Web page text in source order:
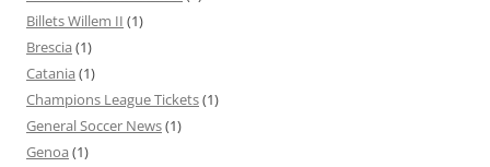
Billets Willem II (1)
Brescia (1)
Catania (1)
Champions League Tickets(1)
General Soccer News(1)
Genoa (1)